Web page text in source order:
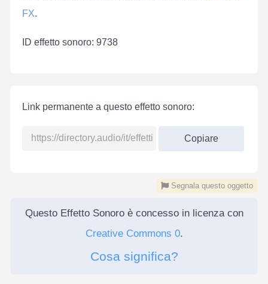
FX.
ID effetto sonoro: 9738
Link permanente a questo effetto sonoro:
Copiare
Segnala questo oggetto
Questo Effetto Sonoro è concesso in licenza con
Creative Commons 0.
Cosa significa?